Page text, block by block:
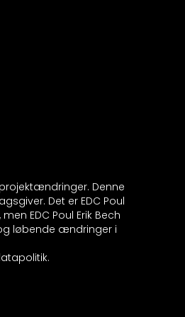
Denne
Det er EDC Poul
EDC Poul Erik Bech
løbende ændringer i